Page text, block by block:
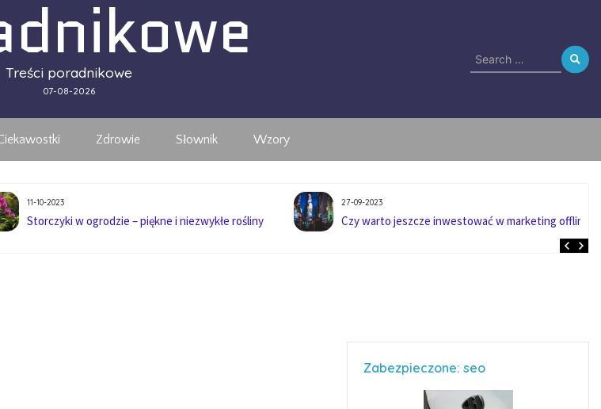
Treści poradnikowe
07-08-2026
Search
for:
Zdrowie Słownik Wzory
11-10-2023
Storczyki w ogrodzie – piękne i niezwykłe rośliny
27-09-2023
Czy warto jeszcze inwestować w marketing offline?
Zabezpieczone: seo